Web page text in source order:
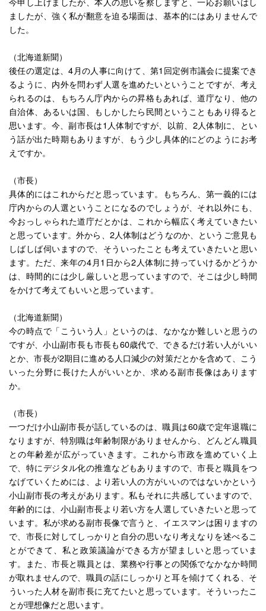
ましたが、強く私が翻意を迫る場面は、基本的にはありませんで
した。
（北海道新聞）
後任の選定は、4月の人事に向けて、第1回定例市議会に提案でき
るように、内外を問わず人選を進めたいということですが、考え
られるのは、もちろん庁内からの昇格もあれば、道庁なり、他の
自治体、あるいは国、もしかしたら民間ということもあり得ると
思います。今、副市長は1人体制ですが、以前、2人体制に、とい
う話が出た時期もありますが、もう少し具体的にどのようにお考
えですか。
（市長）
具体的にはこれからだと思っています。もちろん、第一義的には
庁内からの人選ということになるのでしょうが、それ以外にも、
今おっしゃられた道庁だとかは、これから幅広く考えていきたい
と思っています。外から、2人体制はどうなのか、というご意見も
しばしば伺いますので、そういったことも考えていきたいと思い
ます。ただ、来年の4月1日から2人体制に持っていけるかどうか
は、時間的には少し厳しいと思っていますので、そこは少し時間
をかけて考えてもいいと思っています。
（北海道新聞）
今の時点で「こういう人」というのは、なかなか難しいと思うの
ですが、小山副市長も市長も60歳代で、できるだけ若い人がいい
とか、市長が2期目に進める人口減少の対策だとかを含めて、こう
いった分野に長けた人がいいとか、求める副市長像はあります
か。
（市長）
一つだけ小山副市長が話しているのは、職員は60歳で定年退職に
なりますが、特別職は年齢制限がありませんから、どんどん職員
との年齢差が広がっていきます。これから市政を進めていく上
で、特にデジタル化の推進などもありますので、市長と職員をつ
なげていくためには、より若い人の方がいいのではないかという
小山副市長の考えがあります。私もそれに共感していますので、
年齢的には、小山副市長より若い方を人選していきたいと思って
います。私が求める副市長像で言うと、イエスマンは困りますの
で、市長に対してしっかりと自分の思いなり考えなりを述べるこ
とができて、私と政策議論ができる方が望ましいと思っていま
す。また、市長と職員とは、業務や行事との関係でなかなか時間
が取れませんので、職員の話にしっかりと耳を傾けてくれる、そ
ういった人材を副市長に充てたいと思っています。そういったこ
とが理想像だと思います。